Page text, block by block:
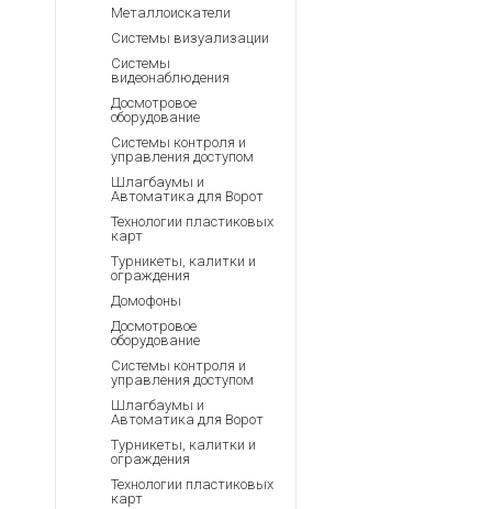
Металлоискатели
Системы визуализации
Системы
видеонаблюдения
Досмотровое
оборудование
Системы контроля и
управления доступом
Шлагбаумы и
Автоматика для Ворот
Технологии пластиковых
карт
Турникеты, калитки и
ограждения
Домофоны
Досмотровое
оборудование
Системы контроля и
управления доступом
Шлагбаумы и
Автоматика для Ворот
Турникеты, калитки и
ограждения
Технологии пластиковых
карт